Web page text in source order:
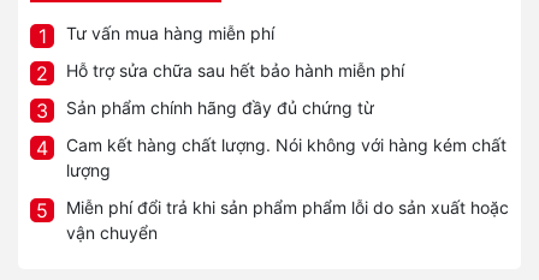
1 Tư vấn mua hàng miễn phí
2 Hỗ trợ sửa chữa sau hết bảo hành miễn phí
3 Sản phẩm chính hãng đầy đủ chứng từ
4
Cam kết hàng chất lượng. Nói không với hàng kém chất
lượng
5
Miễn phí đổi trả khi sản phẩm phẩm lỗi do sản xuất hoặc
vận chuyển